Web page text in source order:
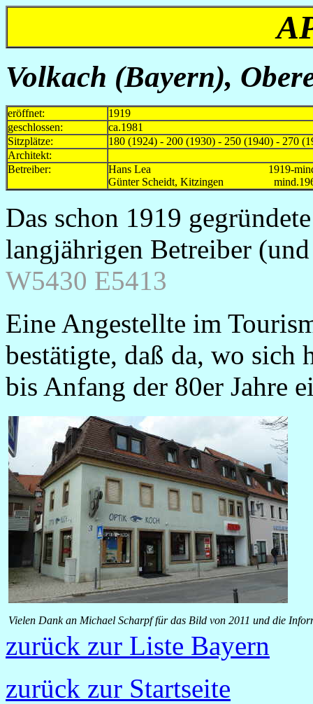
Volkach (Bayern),
eröffnet:
1919
geschlossen:
ca.1981
Sitzplätze:
180 (1924) - 200 (1930) - 250 (1940) - 270
Architekt:
Betreiber:
Hans Lea 1919-
Günter Scheidt, Kitzingen
Das schon 1919
langjährigen Betreiber
W5430 E5413
Eine Angestellte im
bestätigte, daß da, wo
bis Anfang der 80er Jahre
Vielen Dank an Michael Scharpf für das Bild von 2011 und die
zurück zur Liste Bayern
zurück zur Startseite